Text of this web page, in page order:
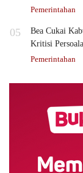
Pemerintahan
05
Bea Cukai
Kritisi
Pemerintahan